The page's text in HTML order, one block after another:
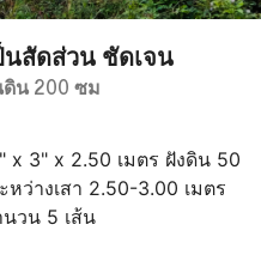
สัดส่วน ชัดเจน
น 200 ซม
x 3" x 2.50 เมตร ฝังดิน 50
หว่างเสา 2.50-3.00 เมตร
วน 5 เส้น